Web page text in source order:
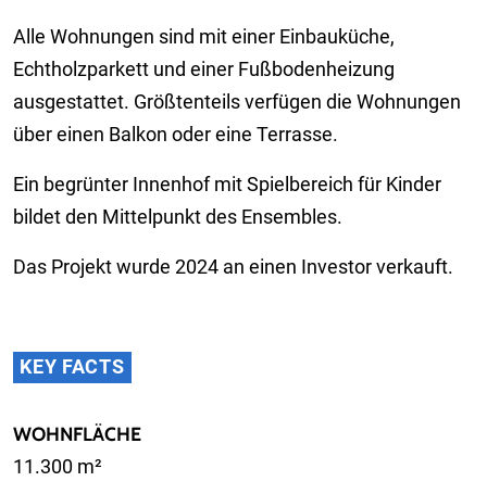
Alle Wohnungen sind mit einer Einbauküche,
Echtholzparkett und einer Fußbodenheizung
ausgestattet. Größtenteils verfügen die Wohnungen
über einen Balkon oder eine Terrasse.
Ein begrünter Innenhof mit Spielbereich für Kinder
bildet den Mittelpunkt des Ensembles.
Das Projekt wurde 2024 an einen Investor verkauft.
KEY FACTS
WOHNFLÄCHE
11.300 m²